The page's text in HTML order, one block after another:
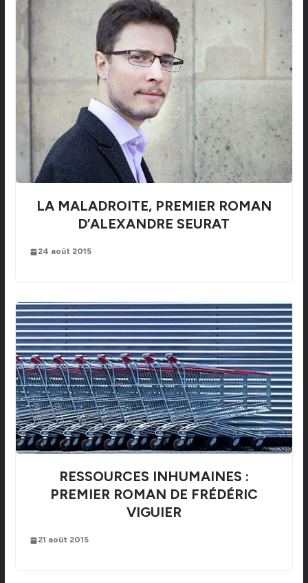
LA MALADROITE, PREMIER ROMAN
D’ALEXANDRE SEURAT
24 août 2015
RESSOURCES INHUMAINES :
PREMIER ROMAN DE FRÉDÉRIC
VIGUIER
21 août 2015